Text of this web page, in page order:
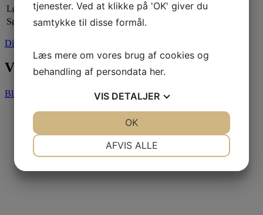
Lørdag:
Efter aftale
Søndag:
Lukket
Din sejlklub
Vores partnere
Bliv partner
tjenester. Ved at klikke på 'OK' giver du
samtykke til disse formål.
Læs mere om vores brug af cookies og
behandling af persondata her.
VIS DETALJER
AFVIS ALLE
OK